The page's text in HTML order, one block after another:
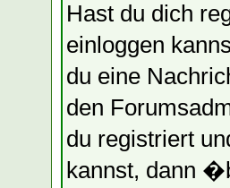
Hast du dich
einloggen
du eine
den
du registriert
kannst, dann